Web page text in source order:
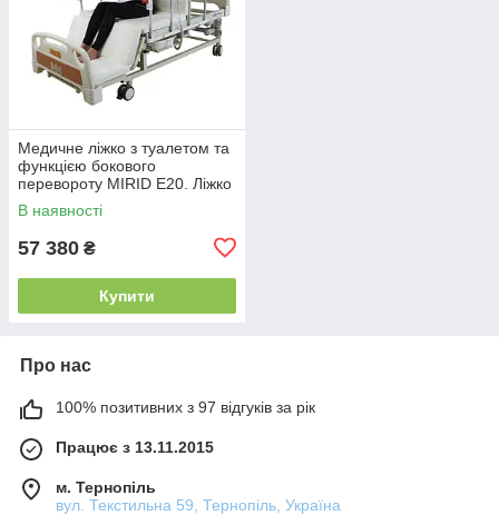
Медичне ліжко з туалетом та
функцією бокового
перевороту MIRID E20. Ліжко
для реабілітації інваліда.
В наявності
57 380 ₴
Купити
Про нас
100% позитивних з 97 відгуків за рік
Працює з 13.11.2015
м. Тернопіль
вул. Текстильна 59, Тернопіль, Україна